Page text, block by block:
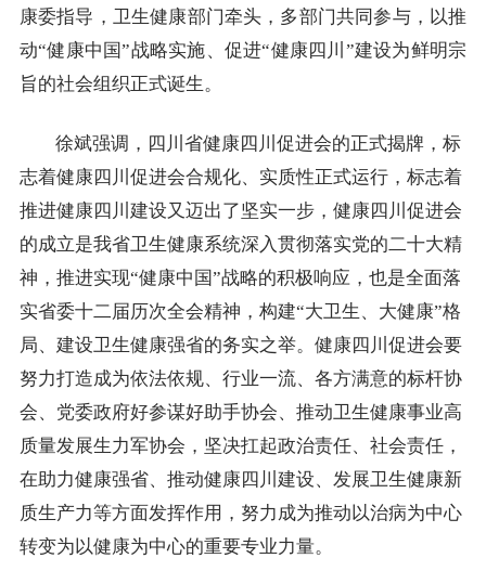
康委指导，卫生健康部门牵头，多部门共同参与，以推
动“健康中国”战略实施、促进“健康四川”建设为鲜明宗
旨的社会组织正式诞生。
徐斌强调，四川省健康四川促进会的正式揭牌，标
志着健康四川促进会合规化、实质性正式运行，标志着
推进健康四川建设又迈出了坚实一步，健康四川促进会
的成立是我省卫生健康系统深入贯彻落实党的二十大精
神，推进实现“健康中国”战略的积极响应，也是全面落
实省委十二届历次全会精神，构建“大卫生、大健康”格
局、建设卫生健康强省的务实之举。健康四川促进会要
努力打造成为依法依规、行业一流、各方满意的标杆协
会、党委政府好参谋好助手协会、推动卫生健康事业高
质量发展生力军协会，坚决扛起政治责任、社会责任，
在助力健康强省、推动健康四川建设、发展卫生健康新
质生产力等方面发挥作用，努力成为推动以治病为中心
转变为以健康为中心的重要专业力量。